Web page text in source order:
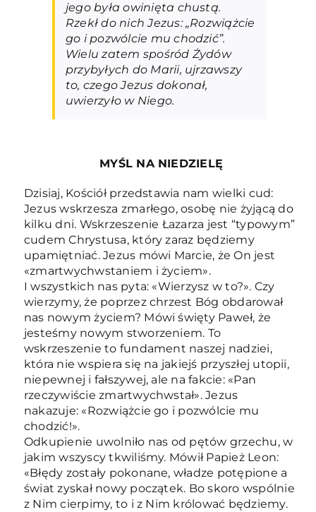
jego była owinięta chustą.
Rzekł do nich Jezus: „Rozwiążcie
go i pozwólcie mu chodzić”.
Wielu zatem spośród Żydów
przybyłych do Marii, ujrzawszy
to, czego Jezus dokonał,
uwierzyło w Niego.
MYŚL NA NIEDZIELĘ
Dzisiaj, Kościół przedstawia nam wielki cud:
Jezus wskrzesza zmarłego, osobę nie żyjącą do
kilku dni. Wskrzeszenie Łazarza jest “typowym”
cudem Chrystusa, który zaraz będziemy
upamiętniać. Jezus mówi Marcie, że On jest
«zmartwychwstaniem i życiem».
I wszystkich nas pyta: «Wierzysz w to?». Czy
wierzymy, że poprzez chrzest Bóg obdarował
nas nowym życiem? Mówi święty Paweł, że
jesteśmy nowym stworzeniem. To
wskrzeszenie to fundament naszej nadziei,
która nie wspiera się na jakiejś przyszłej utopii,
niepewnej i fałszywej, ale na fakcie: «Pan
rzeczywiście zmartwychwstał». Jezus
nakazuje: «Rozwiążcie go i pozwólcie mu
chodzić!».
Odkupienie uwolniło nas od pętów grzechu, w
jakim wszyscy tkwiliśmy. Mówił Papież Leon:
«Błędy zostały pokonane, władze potępione a
świat zyskał nowy początek. Bo skoro wspólnie
z Nim cierpimy, to i z Nim królować będziemy.